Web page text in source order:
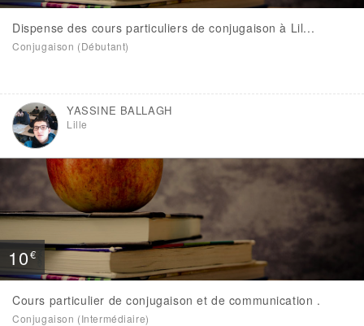
Dispense des cours particuliers de conjugaison à Lil...
Conjugaison (Débutant)
YASSINE BALLAGH
Lille
10€
Cours particulier de conjugaison et de communication .
Conjugaison (Intermédiaire)